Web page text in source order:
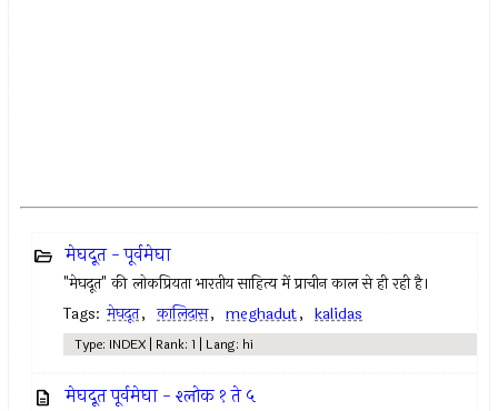
मेघदूत - पूर्वमेघा
"मेघदूत" की लोकप्रियता भारतीय साहित्य में प्राचीन काल से ही रही है।
Tags: मेघदूत, कालिदास, meghadut, kalidas
Type: INDEX | Rank: 1 | Lang: hi
मेघदूत पूर्वमेघा - श्लोक १ ते ५